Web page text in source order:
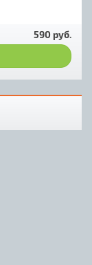
590 руб.